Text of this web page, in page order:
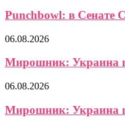
Punchbowl: в Сенате
06.08.2026
Мирошник: Украина
06.08.2026
Мирошник: Украина